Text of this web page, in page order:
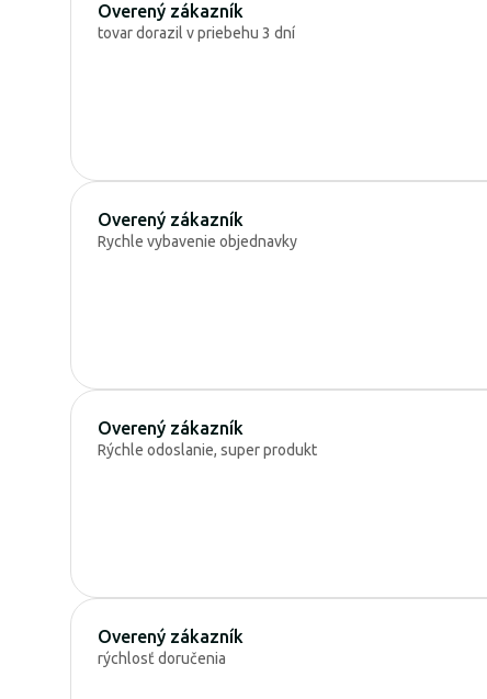
Overený zákazník
tovar dorazil v priebehu 3 dní
Overený zákazník
Rychle vybavenie objednavky
Overený zákazník
Rýchle odoslanie, super produkt
Overený zákazník
rýchlosť doručenia